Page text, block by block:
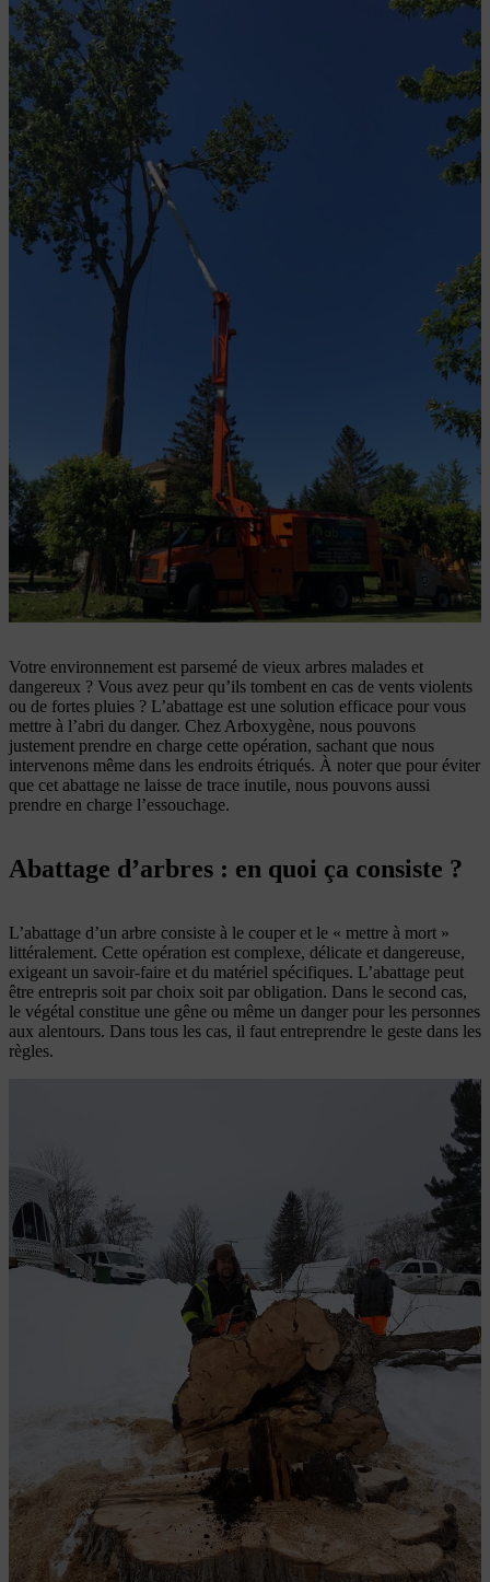
Votre environnement est parsemé de vieux arbres malades et
dangereux ? Vous avez peur qu’ils tombent en cas de vents violents
ou de fortes pluies ? L’abattage est une solution efficace pour vous
mettre à l’abri du danger. Chez Arboxygène, nous pouvons
justement prendre en charge cette opération, sachant que nous
intervenons même dans les endroits étriqués. À noter que pour éviter
que cet abattage ne laisse de trace inutile, nous pouvons aussi
prendre en charge l’essouchage.
Abattage d’arbres : en quoi ça consiste ?
L’abattage d’un arbre consiste à le couper et le « mettre à mort »
littéralement. Cette opération est complexe, délicate et dangereuse,
exigeant un savoir-faire et du matériel spécifiques. L’abattage peut
être entrepris soit par choix soit par obligation. Dans le second cas,
le végétal constitue une gêne ou même un danger pour les personnes
aux alentours. Dans tous les cas, il faut entreprendre le geste dans les
règles.